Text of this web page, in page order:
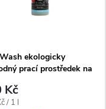
ekologicky
prací prostředek na
Kč
/ 1 l